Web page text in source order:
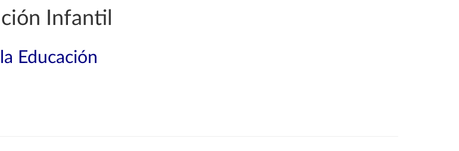
Infantil
Educación